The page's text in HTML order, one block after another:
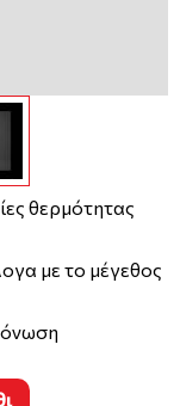
θερμότητας
με το μέγεθος